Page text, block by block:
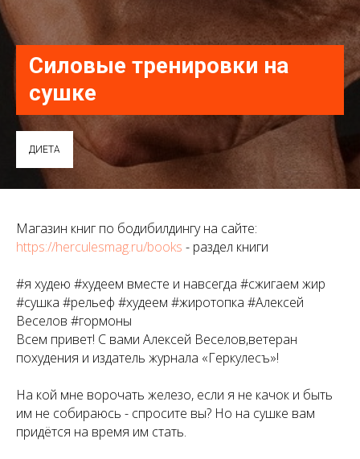
Силовые тренировки на
сушке
ДИЕТА
Магазин книг по бодибилдингу на сайте:
https://herculesmag.ru/books - раздел книги
#я худею #худеем вместе и навсегда #сжигаем жир
#сушка #рельеф #худеем #жиротопка #Алексей
Веселов #гормоны
Всем привет! С вами Алексей Веселов,ветеран
похудения и издатель журнала «Геркулесъ»!
На кой мне ворочать железо, если я не качок и быть
им не собираюсь - спросите вы? Но на сушке вам
придётся на время им стать.